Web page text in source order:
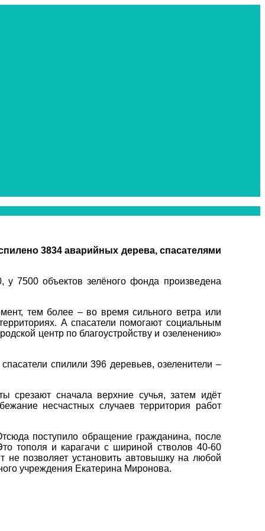
3834 аварийных дерева, спасателями
7500 объектов зелёного фонда произведена
тем более – во время сильного ветра или
А спасатели помогают социальным
центр по благоустройству и озеленению»
спилили 396 деревьев, озеленители –
срезают сначала верхние сучья, затем идёт
несчастных случаев территория работ
поступило обращение гражданина, после
тополя и карагачи с шириной стволов 40-60
не позволяет установить автовышку на любой
учреждения Екатерина Миронова.